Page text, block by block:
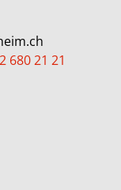
680 21 21